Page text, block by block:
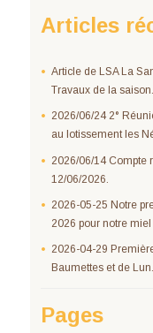
Articles
Article de LSA La
Travaux de la saison.
2026/06/24 2°
au lotissement les
2026/06/14 Compte
12/06/2026.
2026-05-25 Notre
2026 pour notre
2026-04-29
Baumettes et de Lun.
Pages